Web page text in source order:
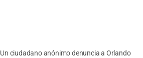
Un ciudadano anónimo denuncia a Orlando